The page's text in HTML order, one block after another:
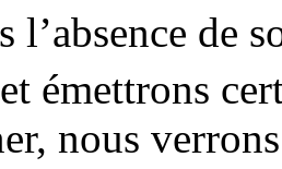
l’absence de
émettrons
nous